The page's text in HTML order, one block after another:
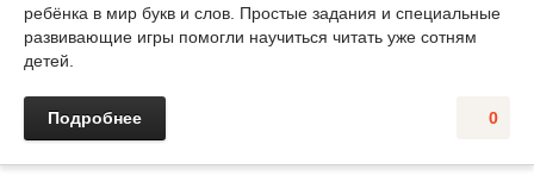
ребёнка в мир букв и слов. Простые задания и специальные
развивающие игры помогли научиться читать уже сотням
детей.
0
Подробнее